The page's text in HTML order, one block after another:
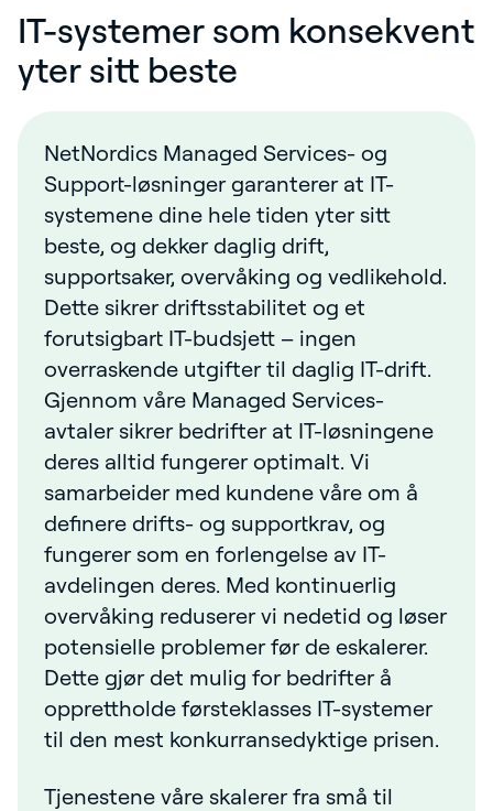
IT-systemer som konsekvent
yter sitt beste
NetNordics Managed Services- og
Support-løsninger garanterer at IT-
systemene dine hele tiden yter sitt
beste, og dekker daglig drift,
supportsaker, overvåking og vedlikehold.
Dette sikrer driftsstabilitet og et
forutsigbart IT-budsjett – ingen
overraskende utgifter til daglig IT-drift.
Gjennom våre Managed Services-
avtaler sikrer bedrifter at IT-løsningene
deres alltid fungerer optimalt. Vi
samarbeider med kundene våre om å
definere drifts- og supportkrav, og
fungerer som en forlengelse av IT-
avdelingen deres. Med kontinuerlig
overvåking reduserer vi nedetid og løser
potensielle problemer før de eskalerer.
Dette gjør det mulig for bedrifter å
opprettholde førsteklasses IT-systemer
til den mest konkurransedyktige prisen.
Tjenestene våre skalerer fra små til